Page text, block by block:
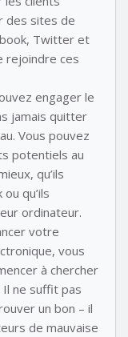
des sites de
Twitter et
rejoindre ces
engager le
jamais quitter
Vous pouvez
potentiels au
qu’ils
qu’ils
ordinateur.
votre
vous
à chercher
ne suffit pas
un bon – il
de mauvaise